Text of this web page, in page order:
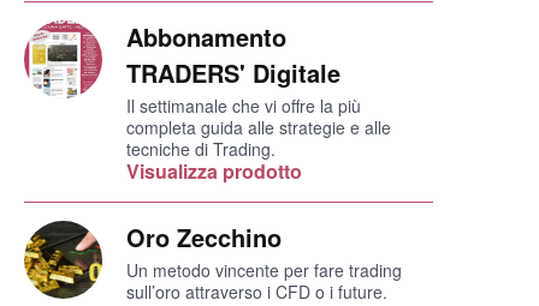
Abbonamento
TRADERS' Digitale
Il settimanale che vi offre la più
completa guida alle strategie e alle
tecniche di Trading.
Visualizza prodotto
Oro Zecchino
Un metodo vincente per fare trading
sull’oro attraverso i CFD o i future.